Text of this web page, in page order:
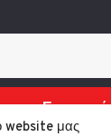
website μας
Εγγραφή